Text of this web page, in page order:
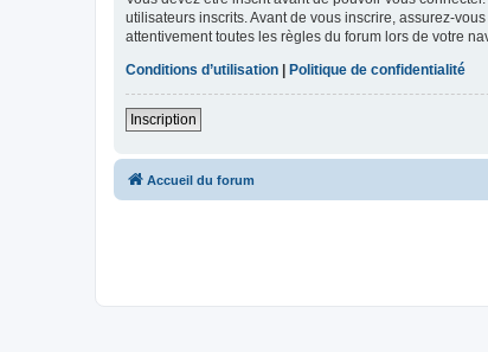
utilisateurs inscrits. Avant de vous inscrire, assurez-
attentivement toutes les règles du forum lors de votre
Conditions d’utilisation
Politique de confidentialité
Inscription
Accueil du forum